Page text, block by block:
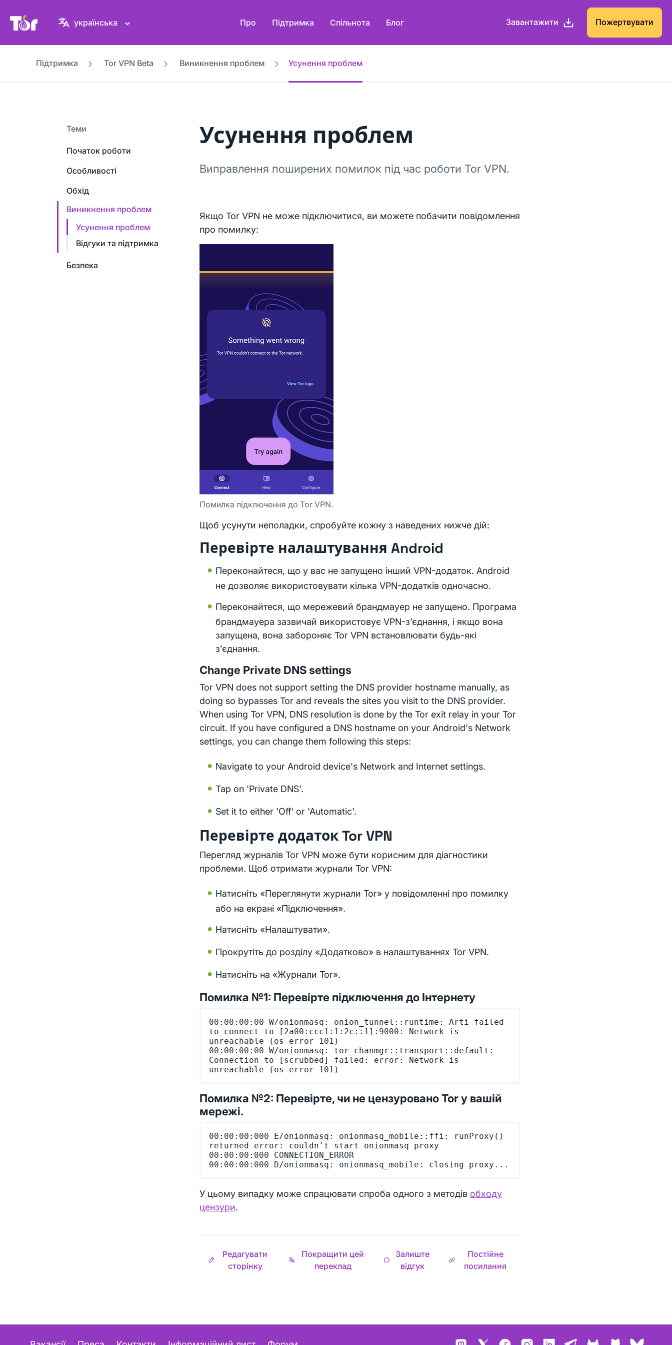
Вебсайт проєкту Tor
українська Про Підтримка Спільнота Блог Завантажити Пожертвувати
Підтримка Tor VPN Beta Виникнення проблем Усунення проблем
Теми
Початок роботи
Особливості
Обхід
Виникнення проблем
Усунення проблем
Відгуки та підтримка
Безпека
Усунення проблем
Виправлення поширених помилок під час роботи Tor VPN.
Якщо Tor VPN не може підключитися, ви можете побачити повідомлення
про помилку:
Помилка підключення до Tor VPN.
Щоб усунути неполадки, спробуйте кожну з наведених нижче дій:
Перевірте налаштування Android
Переконайтеся, що у вас не запущено інший VPN-додаток. Android
не дозволяє використовувати кілька VPN-додатків одночасно.
Переконайтеся, що мережевий брандмауер не запущено. Програма
брандмауера зазвичай використовує VPN-з’єднання, і якщо вона
запущена, вона забороняє Tor VPN встановлювати будь-які
з’єднання.
Change Private DNS settings
Tor VPN does not support setting the DNS provider hostname manually, as
doing so bypasses Tor and reveals the sites you visit to the DNS provider.
When using Tor VPN, DNS resolution is done by the Tor exit relay in your Tor
circuit. If you have configured a DNS hostname on your Android's Network
settings, you can change them following this steps:
Navigate to your Android device's Network and Internet settings.
Tap on 'Private DNS'.
Set it to either 'Off' or 'Automatic'.
Перевірте додаток Tor VPN
Перегляд журналів Tor VPN може бути корисним для діагностики
проблеми. Щоб отримати журнали Tor VPN:
Натисніть «Переглянути журнали Tor» у повідомленні про помилку
або на екрані «Підключення».
Натисніть «Налаштувати».
Прокрутіть до розділу «Додатково» в налаштуваннях Tor VPN.
Натисніть на «Журнали Tor».
Помилка №1: Перевірте підключення до Інтернету
00:00:00:00 W/onionmasq: onion_tunnel::runtime: Arti failed
to connect to [2a00:ccc1:1:2c::1]:9000: Network is
unreachable (os error 101)
00:00:00:00 W/onionmasq: tor_chanmgr::transport::default:
Connection to [scrubbed] failed: error: Network is
Помилка №2: Перевірте, чи не цензуровано Tor у вашій
мережі.
00:00:00:000 E/onionmasq: onionmasq_mobile::ffi: runProxy()
returned error: couldn't start onionmasq proxy
00:00:00:000 CONNECTION_ERROR
У цьому випадку може спрацювати спроба одного з методів обходу
цензури.
Редагувати
сторінку
Покращити цей
переклад
Залиште
відгук
Постійне
посилання